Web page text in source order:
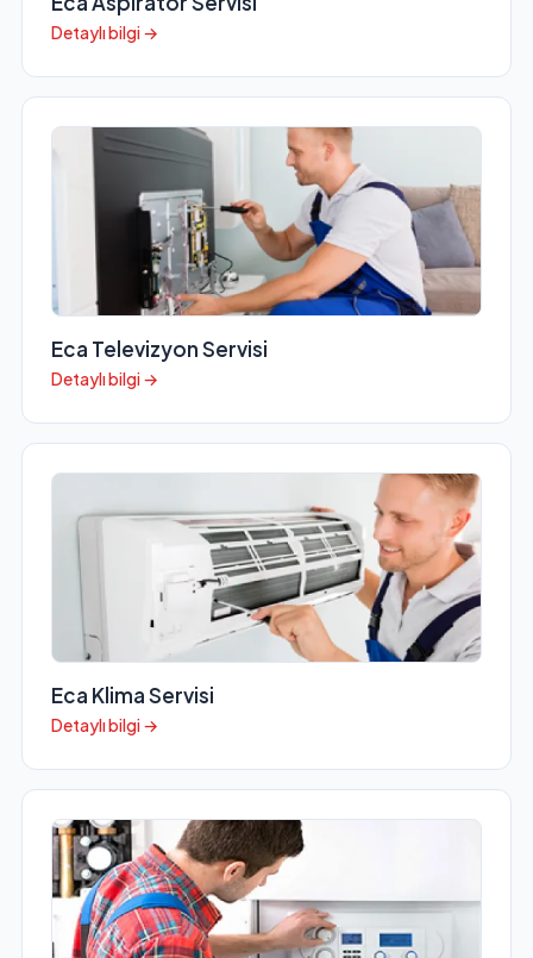
Detaylı bilgi →
Eca Televizyon Servisi
Detaylı bilgi →
Eca Klima Servisi
Detaylı bilgi →